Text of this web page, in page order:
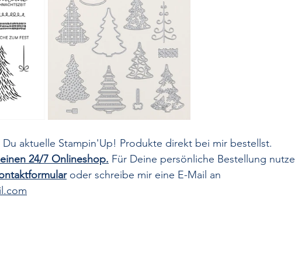
aktuelle Stampin'Up! Produkte direkt bei mir bestellst.
24/7 Onlineshop. Für Deine persönliche Bestellung nutze
oder schreibe mir eine E-Mail an